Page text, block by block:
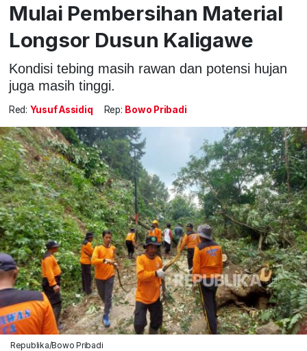
Mulai Pembersihan Material
Longsor Dusun Kaligawe
Kondisi tebing masih rawan dan potensi hujan
juga masih tinggi.
Red: Yusuf Assidiq Rep: Bowo Pribadi
Republika/Bowo Pribadi